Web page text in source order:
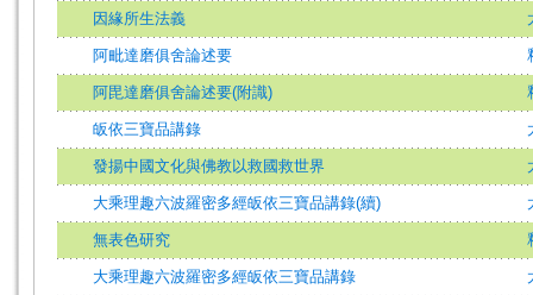
因緣所生法義
阿毗達磨俱舍論述要
阿毘達磨俱舍論述要(附識)
皈依三寶品講錄
發揚中國文化與佛教以救國救世界
大乘理趣六波羅密多經皈依三寶品講錄(續)
無表色研究
大乘理趣六波羅密多經皈依三寶品講錄